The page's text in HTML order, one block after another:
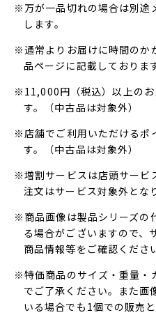
※万が一品切れの場合は別途
します。
※通常よりお届けに時間のか
品ページに記載しておりま
※11,000円（税込）以上のお
す。（中古品は対象外）
※店舗でご利用いただけるポ
す。（中古品は対象外）
※増割サービスは店頭サービ
注文はサービス対象外とな
※商品画像は製品シリーズの
る場合がございますので、
商品情報等をご確認くださ
※特価商品のサイズ・重量・
でご了承ください。また画
いる場合でも1個での販売と